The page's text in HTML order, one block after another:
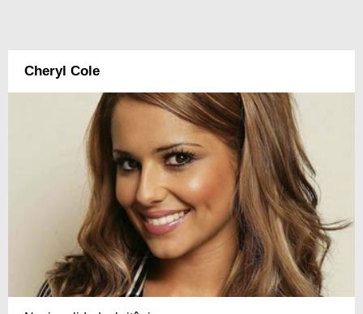
Cheryl Cole